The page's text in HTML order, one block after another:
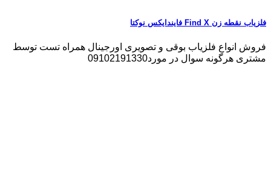
فلزیاب نقطه زن Find X فایندایکس نوکتا
فروش انواع فلزیاب بوقی و تصویری اورجینال همراه تست توسط
مشتری هرگونه سوال در مورد09102191330